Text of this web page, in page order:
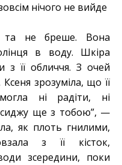
нічого не вийде
та не бреше. Вона
в воду. Шкіра
з її обличчя. З очей
зрозуміла, що її
ні радіти, ні
ще з тобою”, —
як плоть гнилими,
з її кісток,
зсередини, поки